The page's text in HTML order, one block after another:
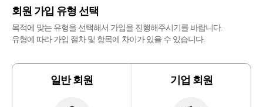
회원 가입 유형 선택
목적에 맞는 유형을 선택해서 가입을 진행해주시기를 바랍니다.
유형에 따라 가입 절차 및 항목에 차이가 있을 수 있습니다.
일반 회원 기업 회원